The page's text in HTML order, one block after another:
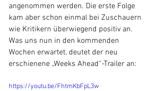
angenommen werden. Die erste Folge
kam aber schon einmal bei Zuschauern
wie Kritikern überwiegend positiv an.
Was uns nun in den kommenden
Wochen erwartet, deutet der neu
erschienene „Weeks Ahead“-Trailer an:
https://youtu.be/FhtmKbFpL3w